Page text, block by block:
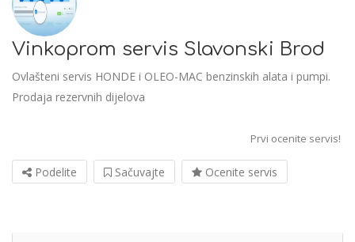
Vinkoprom servis Slavonski Brod
Ovlašteni servis HONDE i OLEO-MAC benzinskih alata i pumpi.
Prodaja rezervnih dijelova
Prvi ocenite servis!
Podelite Sačuvajte Ocenite servis